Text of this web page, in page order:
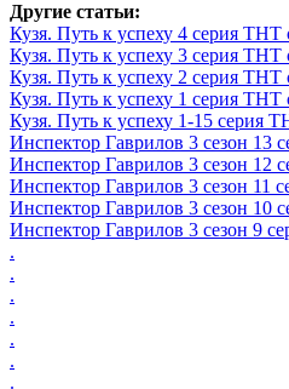
Другие статьи:
Кузя. Путь к успеху 4 серия ТНТ
Кузя. Путь к успеху 3 серия ТНТ
Кузя. Путь к успеху 2 серия ТНТ
Кузя. Путь к успеху 1 серия ТНТ
Кузя. Путь к успеху 1-15 серия
Инспектор Гаврилов 3 сезон 13
Инспектор Гаврилов 3 сезон 12
Инспектор Гаврилов 3 сезон 11
Инспектор Гаврилов 3 сезон 10
Инспектор Гаврилов 3 сезон 9
.
.
.
.
.
.
.